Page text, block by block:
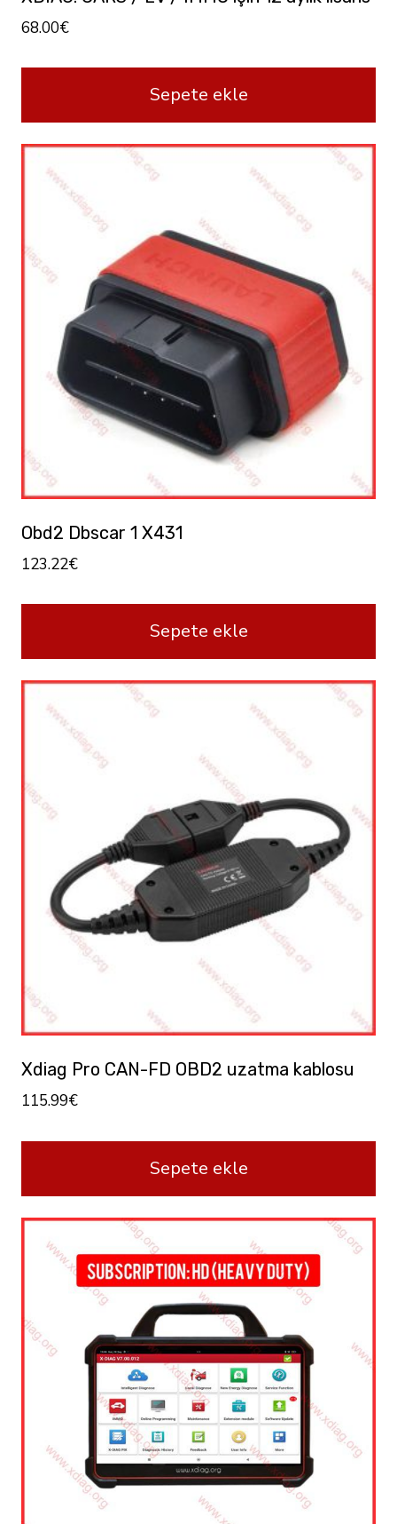
68.00€
Sepete ekle
Obd2 Dbscar 1 X431
123.22€
Sepete ekle
Xdiag Pro CAN-FD OBD2 uzatma kablosu
115.99€
Sepete ekle